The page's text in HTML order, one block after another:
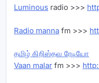
Luminous radio >>>
Radio manna fm >>>
தமிழ் கிறிஸ்தவ ரேடியோ
Vaan malar fm >>>